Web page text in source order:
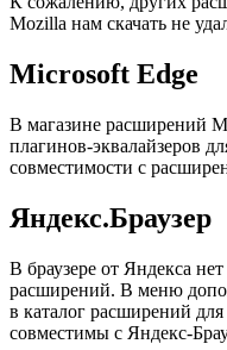
Mozilla нам скачать не
Microsoft Edge
В магазине расширений
плагинов-эквалайзеров
совместимости с
Яндекс.Браузер
В браузере от Яндекса
расширений. В меню
в каталог расширений
совместимы с Яндекс-